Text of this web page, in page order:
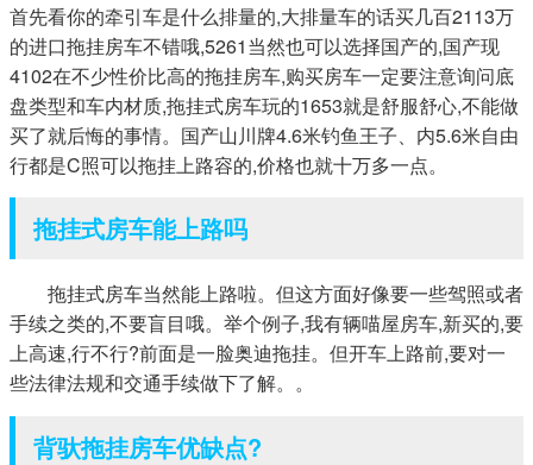
首先看你的牵引车是什么排量的,大排量车的话买几百2113万
的进口拖挂房车不错哦,5261当然也可以选择国产的,国产现
4102在不少性价比高的拖挂房车,购买房车一定要注意询问底
盘类型和车内材质,拖挂式房车玩的1653就是舒服舒心,不能做
买了就后悔的事情。国产山川牌4.6米钓鱼王子、内5.6米自由
行都是C照可以拖挂上路容的,价格也就十万多一点。
拖挂式房车能上路吗
拖挂式房车当然能上路啦。但这方面好像要一些驾照或者
手续之类的,不要盲目哦。举个例子,我有辆喵屋房车,新买的,要
上高速,行不行?前面是一脸奥迪拖挂。但开车上路前,要对一
些法律法规和交通手续做下了解。。
背驮拖挂房车优缺点?